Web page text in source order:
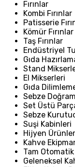
Fırınlar
Kombi Fırınlar
Patisserie
Kömür Fırınlar
Taş Fırınlar
Endüstriyel
Gıda
Stand
El Mikserleri
Gıda
Sebze
Set Üstü
Sebze
Suşi Kabinleri
Hijyen
Kahve
Tam
Geleneksel